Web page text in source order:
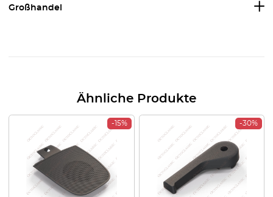
Großhandel
Ähnliche Produkte
-15% -30%